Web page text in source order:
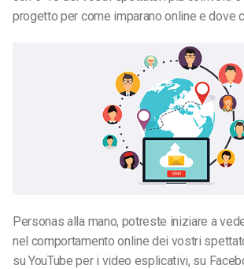
progetto per come imparano online e dove
Personas alla mano, potreste iniziare a
nel comportamento online dei vostri
su YouTube per i video esplicativi, su